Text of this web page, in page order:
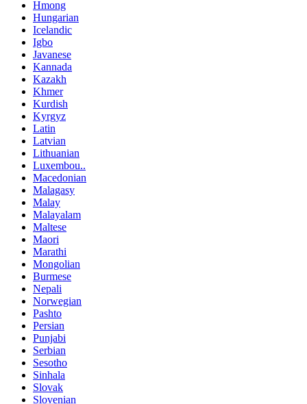
Hmong
Hungarian
Icelandic
Igbo
Javanese
Kannada
Kazakh
Khmer
Kurdish
Kyrgyz
Latin
Latvian
Lithuanian
Luxembou..
Macedonian
Malagasy
Malay
Malayalam
Maltese
Maori
Marathi
Mongolian
Burmese
Nepali
Norwegian
Pashto
Persian
Punjabi
Serbian
Sesotho
Sinhala
Slovak
Slovenian